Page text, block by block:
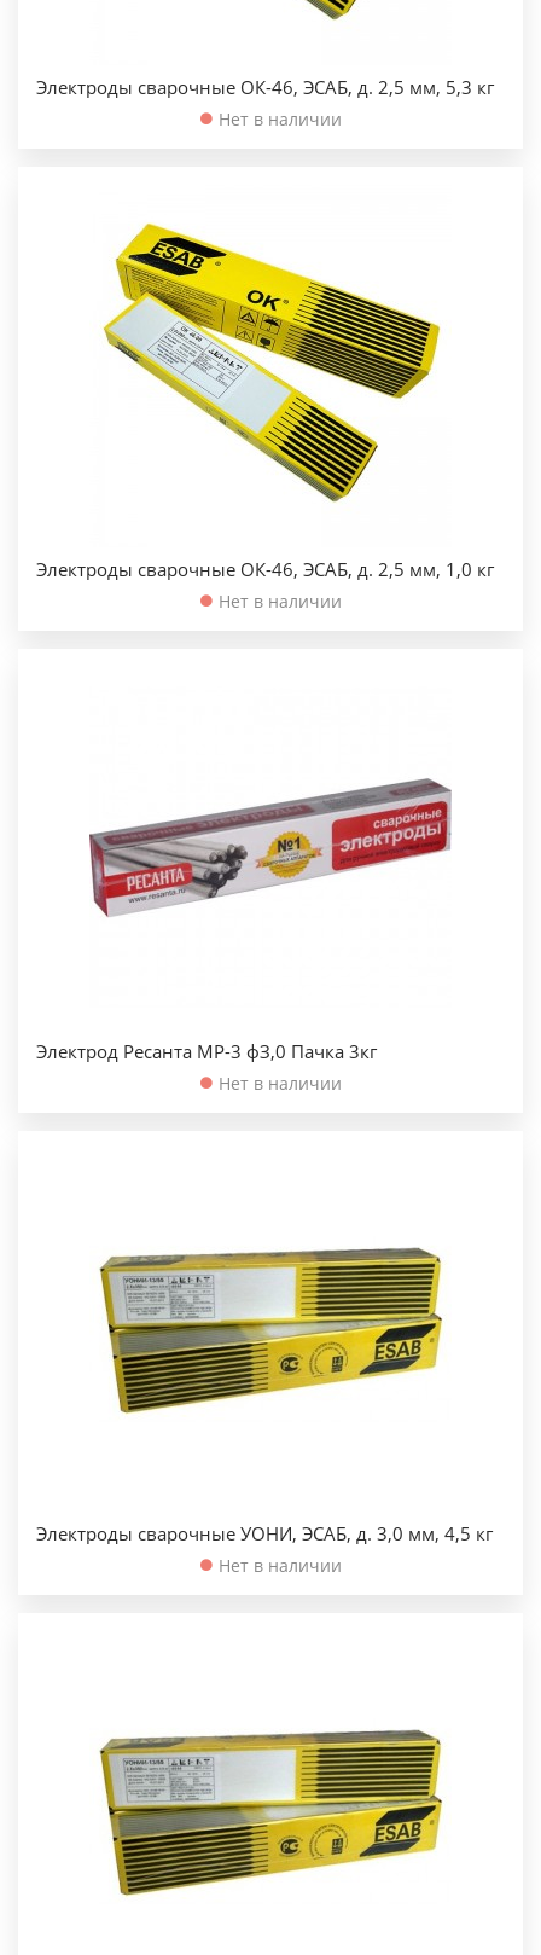
Электроды сварочные ОК-46, ЭСАБ, д. 2,5 мм, 5,3 кг
Нет в наличии
Электроды сварочные ОК-46, ЭСАБ, д. 2,5 мм, 1,0 кг
Нет в наличии
Электрод Ресанта МР-3 фЗ,0 Пачка 3кг
Нет в наличии
Электроды сварочные УОНИ, ЭСАБ, д. 3,0 мм, 4,5 кг
Нет в наличии